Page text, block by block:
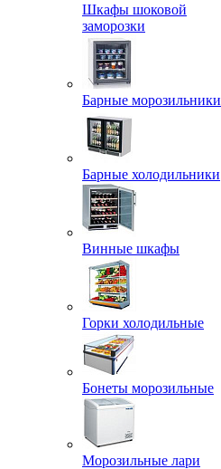
Шкафы шоковой
заморозки
Барные морозильники
Барные холодильники
Винные шкафы
Горки холодильные
Бонеты морозильные
Морозильные лари